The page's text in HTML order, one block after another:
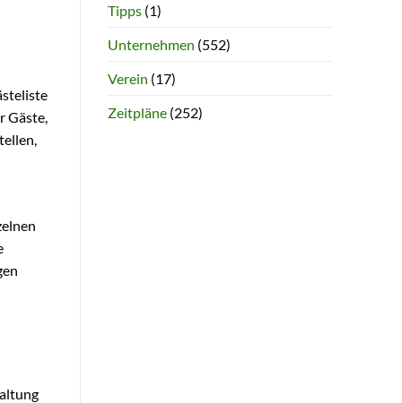
Gäste,
Tipps(1)
Unternehmen (552)
Verein (17)
Zeitpläne(252)